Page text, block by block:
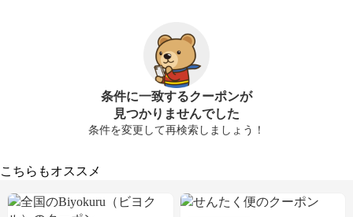
条件に一致するクーポンが
見つかりませんでした
条件を変更して再検索しましょう！
こちらもオススメ